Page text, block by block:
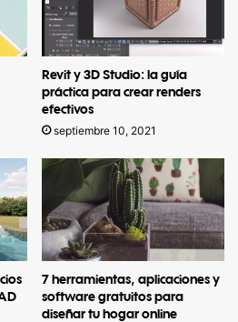
Revit y 3D Studio: la guía
práctica para crear renders
efectivos
septiembre 10, 2021
7 herramientas, aplicaciones y
software gratuitos para
diseñar tu hogar online